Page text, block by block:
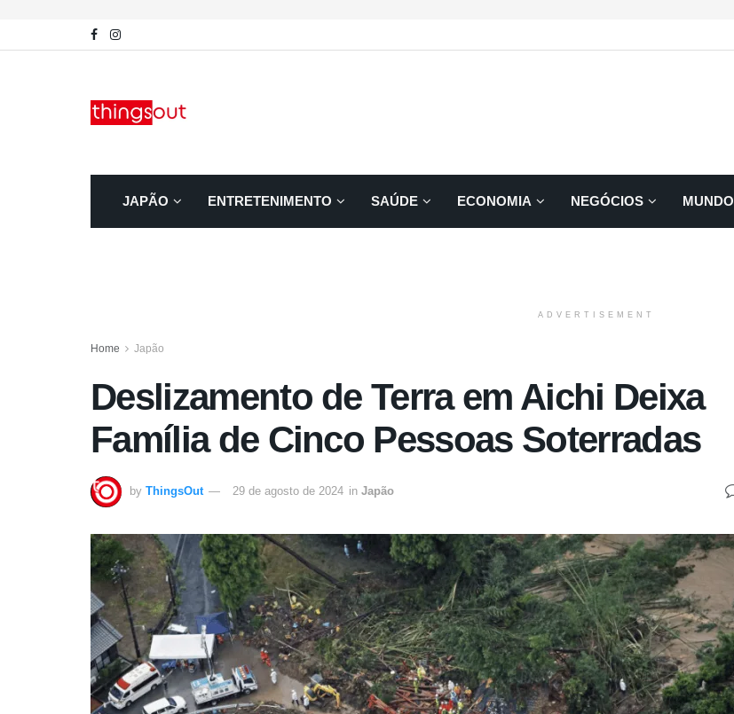
JAPÃO ENTRETENIMENTO SAÚDE ECONOMIA NEGÓCIOS MUNDO
ADVERTISEMENT
Home Japão
Deslizamento de Terra em Aichi Deixa
Família de Cinco Pessoas Soterradas
by ThingsOut 29 de agosto de 2024 in Japão